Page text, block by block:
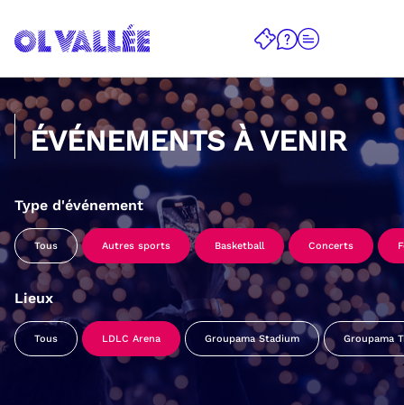
ÉVÉNEMENTS À VENIR
Type d'événement
Tous Autres sports Basketball Concerts
Lieux
Tous LDLC Arena Groupama Stadium Groupama